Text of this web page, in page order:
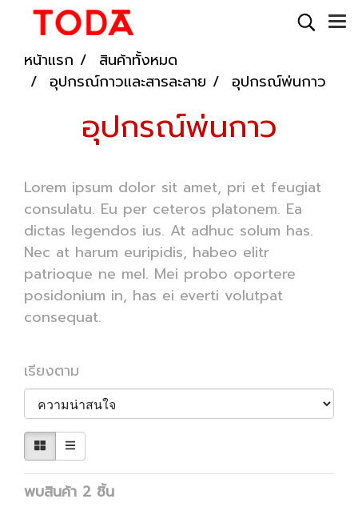
หน้าแรก
สินค้าทั้งหมด
อุปกรณ์กาวและสารละลาย
อุปกรณ์พ่นกาว
อุปกรณ์พ่นกาว
Lorem ipsum dolor sit amet, pri et feugiat
consulatu. Eu per ceteros platonem. Ea
dictas legendos ius. At adhuc solum has.
Nec at harum euripidis, habeo elitr
patrioque ne mel. Mei probo oportere
posidonium in, has ei everti volutpat
consequat.
เรียงตาม
พบสินค้า 2 ชิ้น